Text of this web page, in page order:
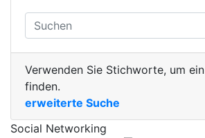
Verwenden Sie Stichworte, um
finden.
erweiterte Suche
Social Networking